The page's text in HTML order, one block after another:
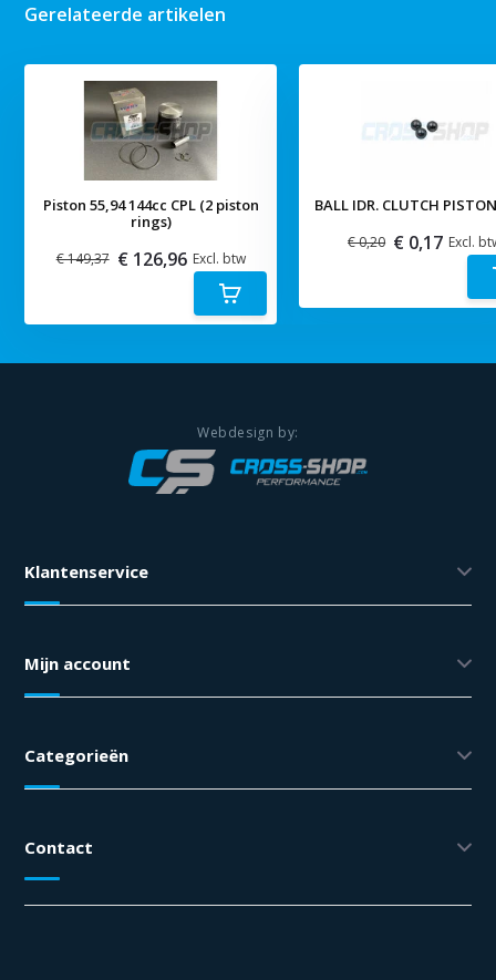
Gerelateerde artikelen
Piston 55,94 144cc CPL (2 piston
rings)
€ 149,37 € 126,96 Excl. btw
BALL IDR. CLUTCH
€ 0,20 € 0,17 Excl.
Klantenservice
Mijn account
Categorieën
Contact